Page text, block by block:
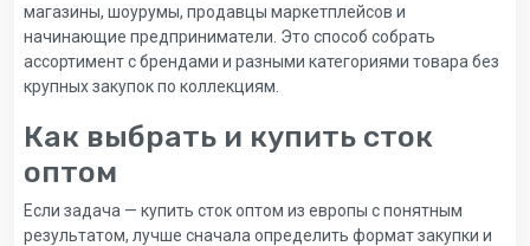
магазины, шоурумы, продавцы маркетплейсов и
начинающие предприниматели. Это способ собрать
ассортимент с брендами и разными категориями товара без
крупных закупок по коллекциям.
Как выбрать и купить сток
оптом
Если задача — купить сток оптом из европы с понятным
результатом, лучше сначала определить формат закупки и